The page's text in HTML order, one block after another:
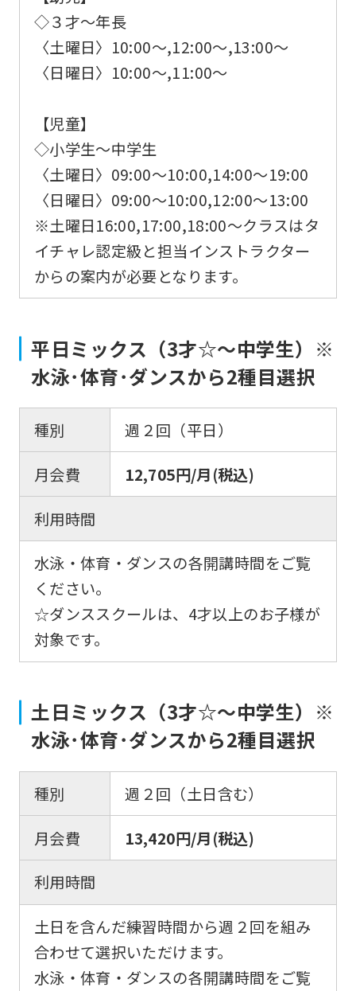
◇３才～年長
〈土曜日〉10:00～,12:00～,13:00～
〈日曜日〉10:00～,11:00～
【児童】
◇小学生～中学生
〈土曜日〉09:00～10:00,14:00～19:00
〈日曜日〉09:00～10:00,12:00～13:00
※土曜日16:00,17:00,18:00～クラスはタ
イチャレ認定級と担当インストラクター
からの案内が必要となります。
平日ミックス（3才☆～中学生）※
水泳･体育･ダンスから2種目選択
種別
週２回（平日）
月会費
12,705円/月(税込)
利用時間
水泳・体育・ダンスの各開講時間をご覧
ください。
☆ダンススクールは、4才以上のお子様が
対象です。
土日ミックス（3才☆～中学生）※
水泳･体育･ダンスから2種目選択
種別
週２回（土日含む）
月会費
13,420円/月(税込)
利用時間
土日を含んだ練習時間から週２回を組み
合わせて選択いただけます。
水泳・体育・ダンスの各開講時間をご覧
For
foreigners
Central
Sports
website
automatically
into
English.
Click
the
link
below
translation)
to
return